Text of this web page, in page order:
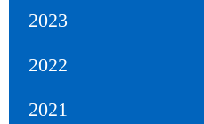
2023
2022
2021